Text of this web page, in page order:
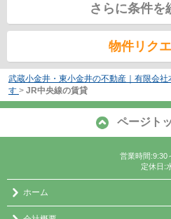
さらに条件を
物件リク
武蔵小金井・東小金井の不動産｜有限会社
す > JR中央線の賃貸
ページト
営業時間:9:30
定休日:
ホーム